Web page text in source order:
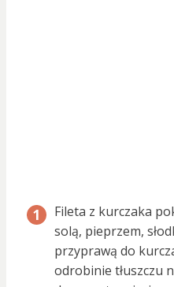
Fileta z kurczaka
solą, pieprzem,
przyprawą do
odrobinie tłuszczu